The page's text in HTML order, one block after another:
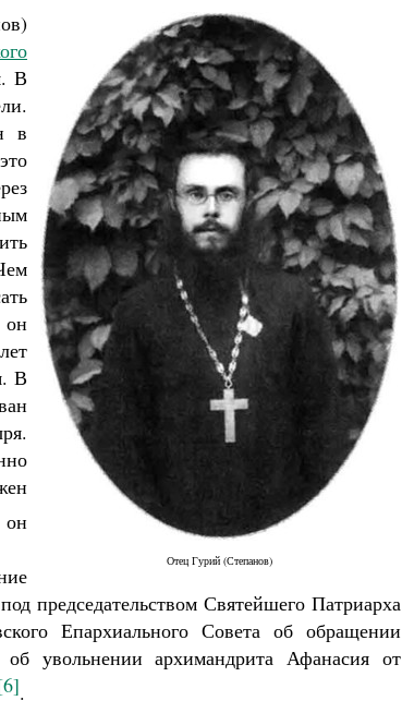
Отец Гурий (Степанов)
В
в
он
В
председательством Святейшего Патриарха
Епархиального Совета об обращении
увольнении архимандрита Афанасия от
.